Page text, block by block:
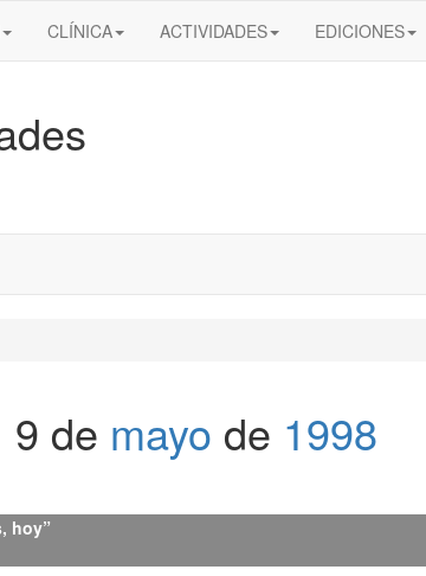
CLÍNICA ACTIVIDADES EDICIONES
9 de mayo de 1998
hoy”